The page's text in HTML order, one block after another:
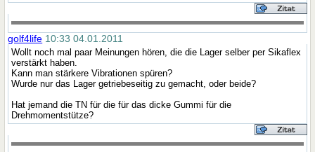
golf4life 10:33 04.01.2011
Wollt noch mal paar Meinungen hören, die die Lager selber per Sikaflex
verstärkt haben.
Kann man stärkere Vibrationen spüren?
Wurde nur das Lager getriebeseitig zu gemacht, oder beide?
Hat jemand die TN für die für das dicke Gummi für die
Drehmomentstütze?